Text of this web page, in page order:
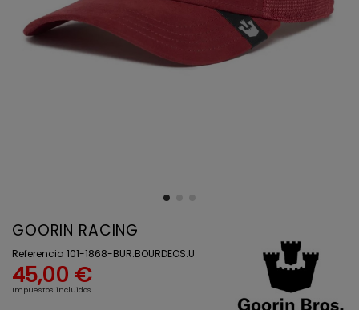
GOORIN RACING
Referencia 101-1868-BUR.BOURDEOS.U
45,00 €
Impuestos incluidos